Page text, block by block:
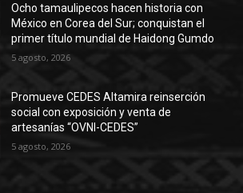
Ocho tamaulipecos hacen historia con
México en Corea del Sur; conquistan el
primer título mundial de Haidong Gumdo
5 agosto, 2026
Promueve CEDES Altamira reinserción
social con exposición y venta de
artesanías “OVNI-CEDES”
5 agosto, 2026